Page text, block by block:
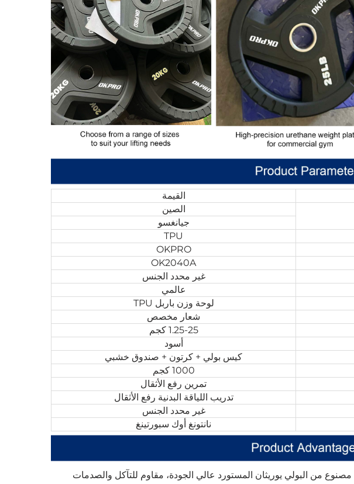
القيمة
الصين
جيانغسو
TPU
OKPRO
OK2040A
غير محدد الجنس
عالمي
لوحة وزن باربل TPU
شعار مخصص
1.25-25 كجم
أسود
كيس بولي + كرتون + صندوق خشبي
1000 كجم
تمرين رفع الأثقال
تدريب اللياقة البدنية رفع الأثقال
غير محدد الجنس
نانتونغ أوك سبورتينغ
مصنوع من البولي يوريثان المستورد عالي الجودة، مقاوم للتآكل والصدمات